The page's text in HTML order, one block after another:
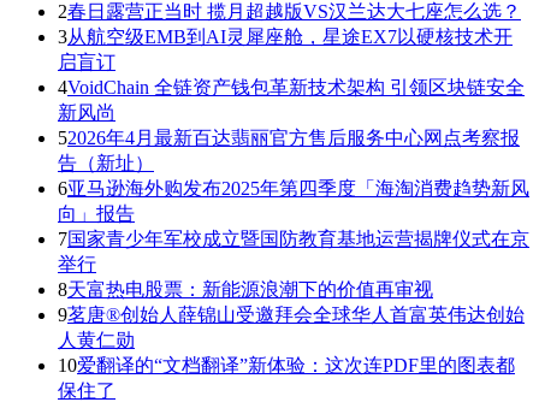
2春日露营正当时 揽月超越版VS汉兰达大七座怎么选？
3从航空级EMB到AI灵犀座舱，星途EX7以硬核技术开
启盲订
4VoidChain 全链资产钱包革新技术架构 引领区块链安全
新风尚
52026年4月最新百达翡丽官方售后服务中心网点考察报
告（新址）
6亚马逊海外购发布2025年第四季度「海淘消费趋势新风
向」报告
7国家青少年军校成立暨国防教育基地运营揭牌仪式在京
举行
8天富热电股票：新能源浪潮下的价值再审视
9茗唐®创始人薛锦山受邀拜会全球华人首富英伟达创始
人黄仁勋
10爱翻译的“文档翻译”新体验：这次连PDF里的图表都
保住了